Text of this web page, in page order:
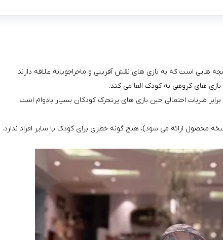
های گروهی به کودک القا می‌ کند.
محصول ارائه می‌ شود)، هیچ‌ گونه خطری برای کودک یا سایر افراد ندارد.